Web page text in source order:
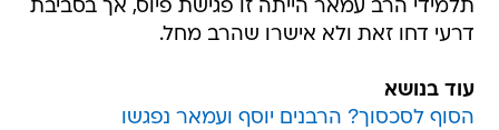
תלמידי הרב עמאר הייתה זו פגישת פיוס, אך בסביבת
דרעי דחו זאת ולא אישרו שהרב מחל.
עוד בנושא
הסוף לסכסוך? הרבנים יוסף ועמאר נפגשו